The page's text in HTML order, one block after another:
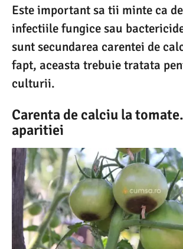
Este important sa tii minte ca
infectiile fungice sau
sunt secundarea carentei de
fapt, aceasta trebuie tratata
culturii.
Carenta de calciu la
aparitiei